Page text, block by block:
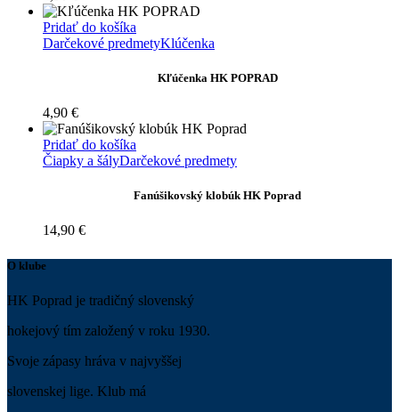
Pridať do košíka
Darčekové predmetyKlúčenka
Kľúčenka HK POPRAD
4,90 €
Pridať do košíka
Čiapky a šályDarčekové predmety
Fanúšikovský klobúk HK Poprad
14,90 €
O klube
HK Poprad je tradičný slovenský
hokejový tím založený v roku 1930.
Svoje zápasy hráva v najvyššej
slovenskej lige. Klub má